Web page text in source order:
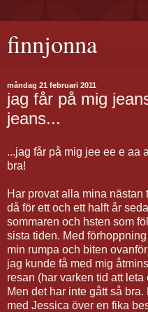
finnjonna
måndag 21 februari 2011
jag får på mig
jeans...
...jag får på mig jee ee e aa
bra!
Har provat alla mina nästan
då för ett och ett halft år
sommaren och hsten som
sista tiden. Med
min rumpa och biten
jag kunde få med mig
resan (har varken tid att
Men det har inte gått så
med Jessica över en fika